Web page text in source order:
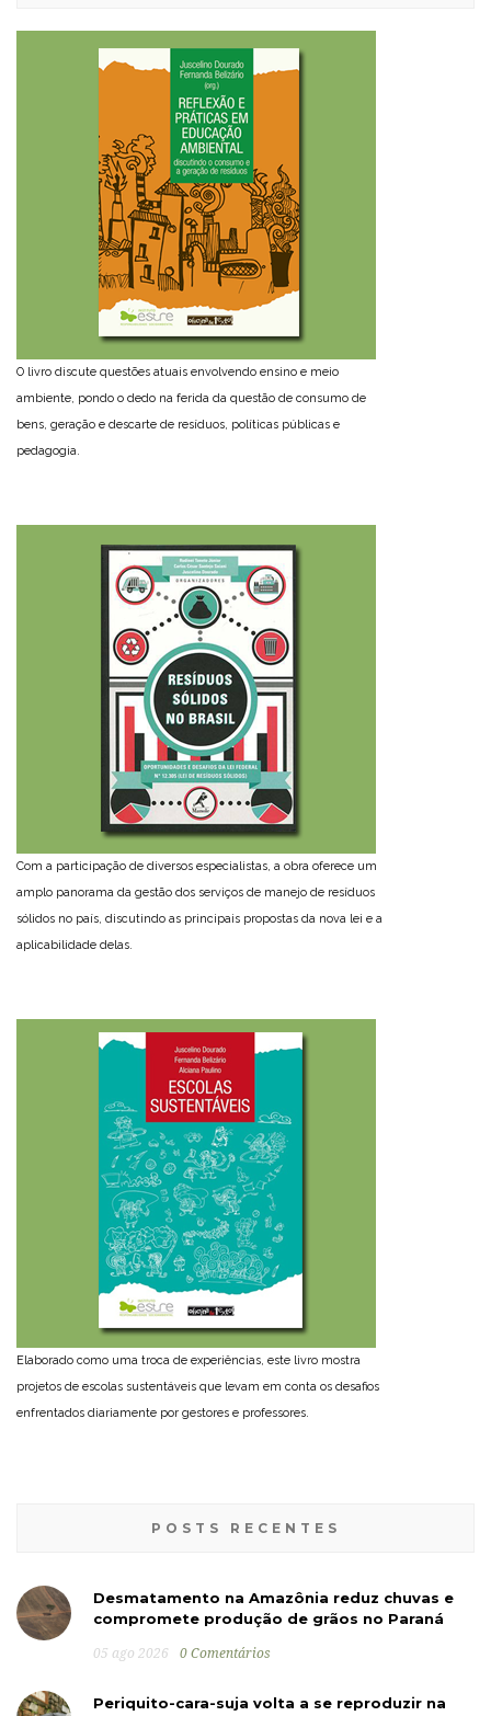
O livro discute questões atuais envolvendo ensino e meio
ambiente, pondo o dedo na ferida da questão de consumo de
bens, geração e descarte de resíduos, políticas públicas e
pedagogia.
Com a participação de diversos especialistas, a obra oferece um
amplo panorama da gestão dos serviços de manejo de resíduos
sólidos no país, discutindo as principais propostas da nova lei e a
aplicabilidade delas.
Elaborado como uma troca de experiências, este livro mostra
projetos de escolas sustentáveis que levam em conta os desafios
enfrentados diariamente por gestores e professores.
POSTS RECENTES
Desmatamento na Amazônia reduz chuvas e
compromete produção de grãos no Paraná
05 ago 2026 0 Comentários
Periquito-cara-suja volta a se reproduzir na